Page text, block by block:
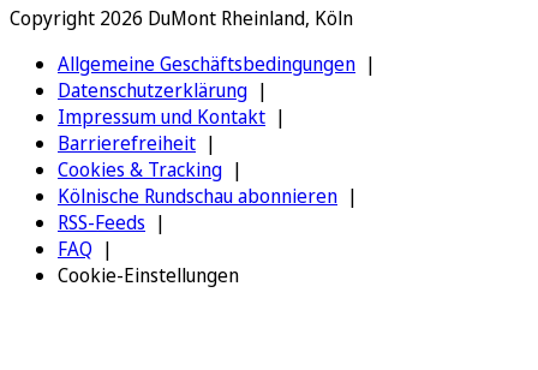
Copyright 2026 DuMont Rheinland, Köln
Allgemeine Geschäftsbedingungen
Datenschutzerklärung
Impressum und Kontakt
Barrierefreiheit
Cookies & Tracking
Kölnische Rundschau abonnieren
RSS-Feeds
FAQ
Cookie-Einstellungen